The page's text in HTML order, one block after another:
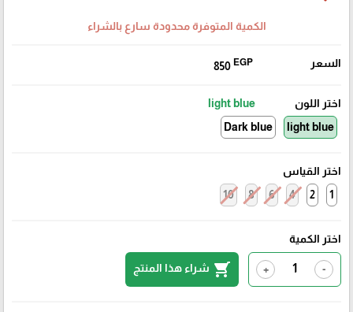
الكمية المتوفرة محدودة سارع بالشراء
السعر 850 EGP
اختر اللون
light blue
light blue
Dark blue
اختر القياس
1
2
4
6
8
10
اختر الكمية
-
+
shopping_cart شراء هذا المنتج